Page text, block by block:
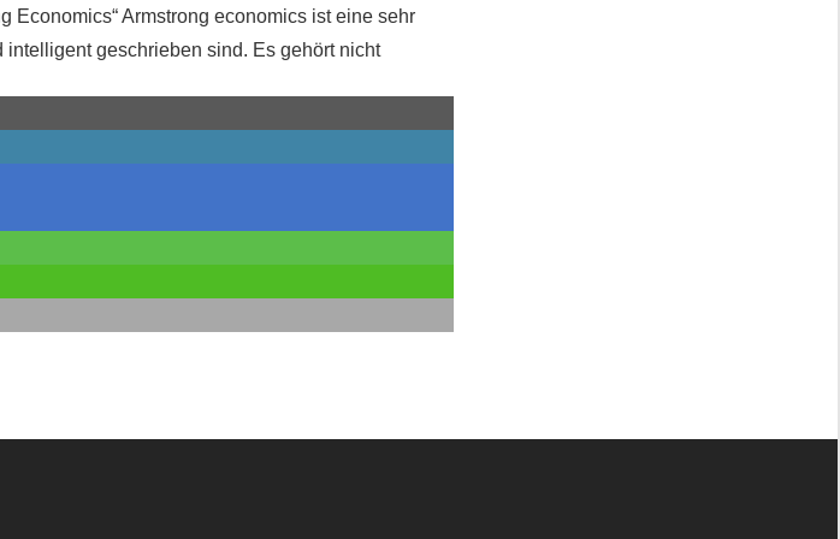
Economics“ Armstrong economics ist eine sehr
geschrieben sind. Es gehört nicht